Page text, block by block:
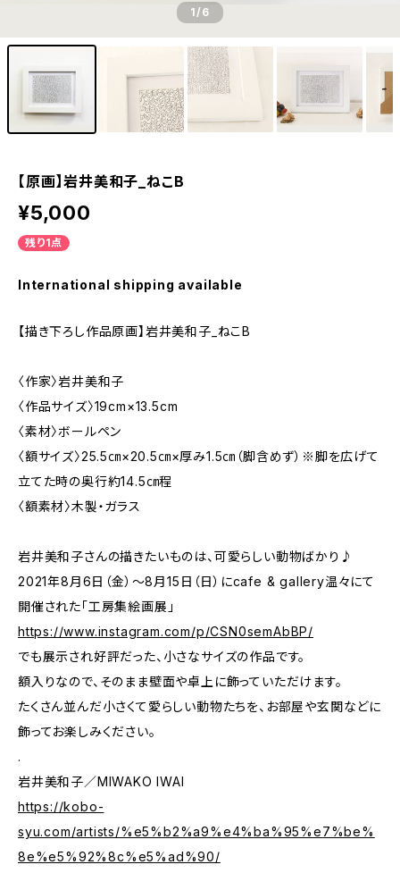
1/6
【原画】岩井美和子_ねこB
¥5,000
残り1点
International shipping available
【描き下ろし作品原画】岩井美和子_ねこB
〈作家〉岩井美和子
〈作品サイズ〉19cm×13.5cm
〈素材〉ボールペン
〈額サイズ〉25.5㎝×20.5㎝×厚み1.5㎝（脚含めず）※脚を広げて
立てた時の奥行約14.5㎝程
〈額素材〉木製・ガラス
岩井美和子さんの描きたいものは、可愛らしい動物ばかり♪
2021年8月6日（金）～8月15日（日）にcafe & gallery温々にて
開催された「工房集絵画展」
https://www.instagram.com/p/CSN0semAbBP/
でも展示され好評だった、小さなサイズの作品です。
額入りなので、そのまま壁面や卓上に飾っていただけます。
たくさん並んだ小さくて愛らしい動物たちを、お部屋や玄関などに
飾ってお楽しみください。
.
岩井美和子／MIWAKO IWAI
https://kobo-
syu.com/artists/%e5%b2%a9%e4%ba%95%e7%be%
8e%e5%92%8c%e5%ad%90/